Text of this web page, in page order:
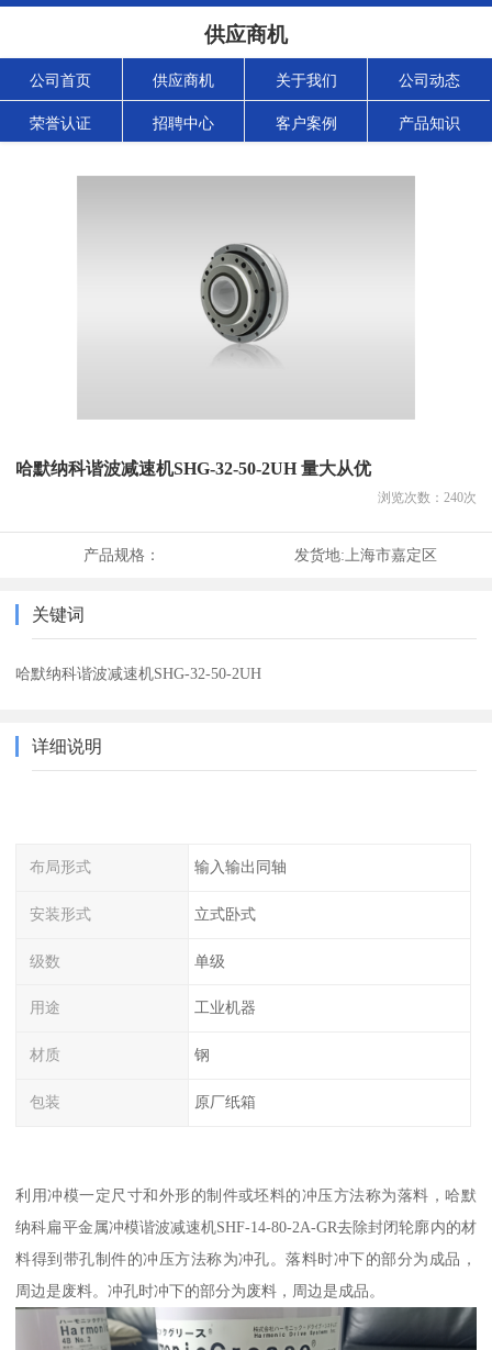
供应商机
公司首页 供应商机 关于我们 公司动态
荣誉认证 招聘中心 客户案例 产品知识
哈默纳科谐波减速机SHG-32-50-2UH 量大从优
浏览次数： 240次
产品规格： 发货地: 上海市嘉定区
关键词
哈默纳科谐波减速机SHG-32-50-2UH
详细说明
布局形式 输入输出同轴
安装形式 立式卧式
级数 单级
用途 工业机器
材质 钢
包装 原厂纸箱
利用冲模一定尺寸和外形的制件或坯料的冲压方法称为落料，哈默
纳科扁平金属冲模谐波减速机SHF-14-80-2A-GR去除封闭轮廓内的材
料得到带孔制件的冲压方法称为冲孔。落料时冲下的部分为成品，
周边是废料。冲孔时冲下的部分为废料，周边是成品。